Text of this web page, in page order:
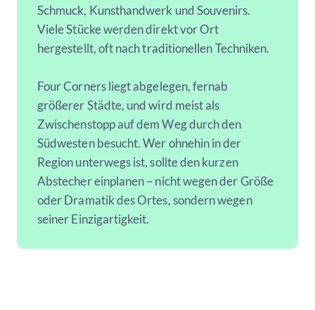
Schmuck, Kunsthandwerk und Souvenirs.
Viele Stücke werden direkt vor Ort
hergestellt, oft nach traditionellen Techniken.
Four Corners liegt abgelegen, fernab
größerer Städte, und wird meist als
Zwischenstopp auf dem Weg durch den
Südwesten besucht. Wer ohnehin in der
Region unterwegs ist, sollte den kurzen
Abstecher einplanen – nicht wegen der Größe
oder Dramatik des Ortes, sondern wegen
seiner Einzigartigkeit.